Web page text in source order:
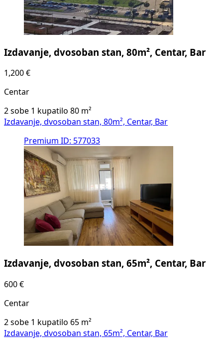
Izdavanje, dvosoban stan, 80m², Centar, Bar
1,200 €
Centar
2 sobe 1 kupatilo 80 m²
Izdavanje, dvosoban stan, 80m², Centar, Bar
Premium ID: 577033
Izdavanje, dvosoban stan, 65m², Centar, Bar
600 €
Centar
2 sobe 1 kupatilo 65 m²
Izdavanje, dvosoban stan, 65m², Centar, Bar